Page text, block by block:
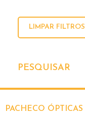
LIMPAR FILTROS
PESQUISAR
PACHECO ÓPTICAS